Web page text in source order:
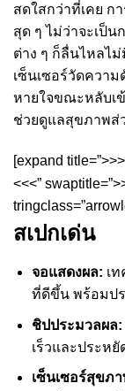
สดใสกว่าที่เคย ก
สุด ๆ ไม่ว่าจะเป็น
ต่าง ๆ ก็ลื่นไหลไ
เซ็นเซอร์วัดควา
หายใจขณะหลับเ
ช่วยดูแลสุขภาพส่
[expand title=”>>>
<<<”
สเปกเด่น
จอแสดงผล: เ
ที่ดีขึ้น พร้อมป
ชิปประมวลผล:
เร็วและประหยั
เซ็นเซอร์สุขภ